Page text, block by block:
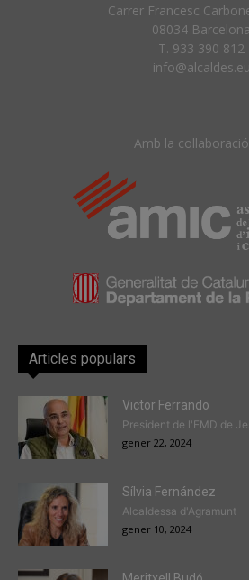
Carrer Francesc
08034 Barcelona
T. 933 390 812
info@alcaldes.eu
Amb la
Articles populars
Victor Ferrando
President de l'EMD de
gener 22, 2024
Sílvia Fernández
Alcaldessa d'Agramunt
gener 10, 2024